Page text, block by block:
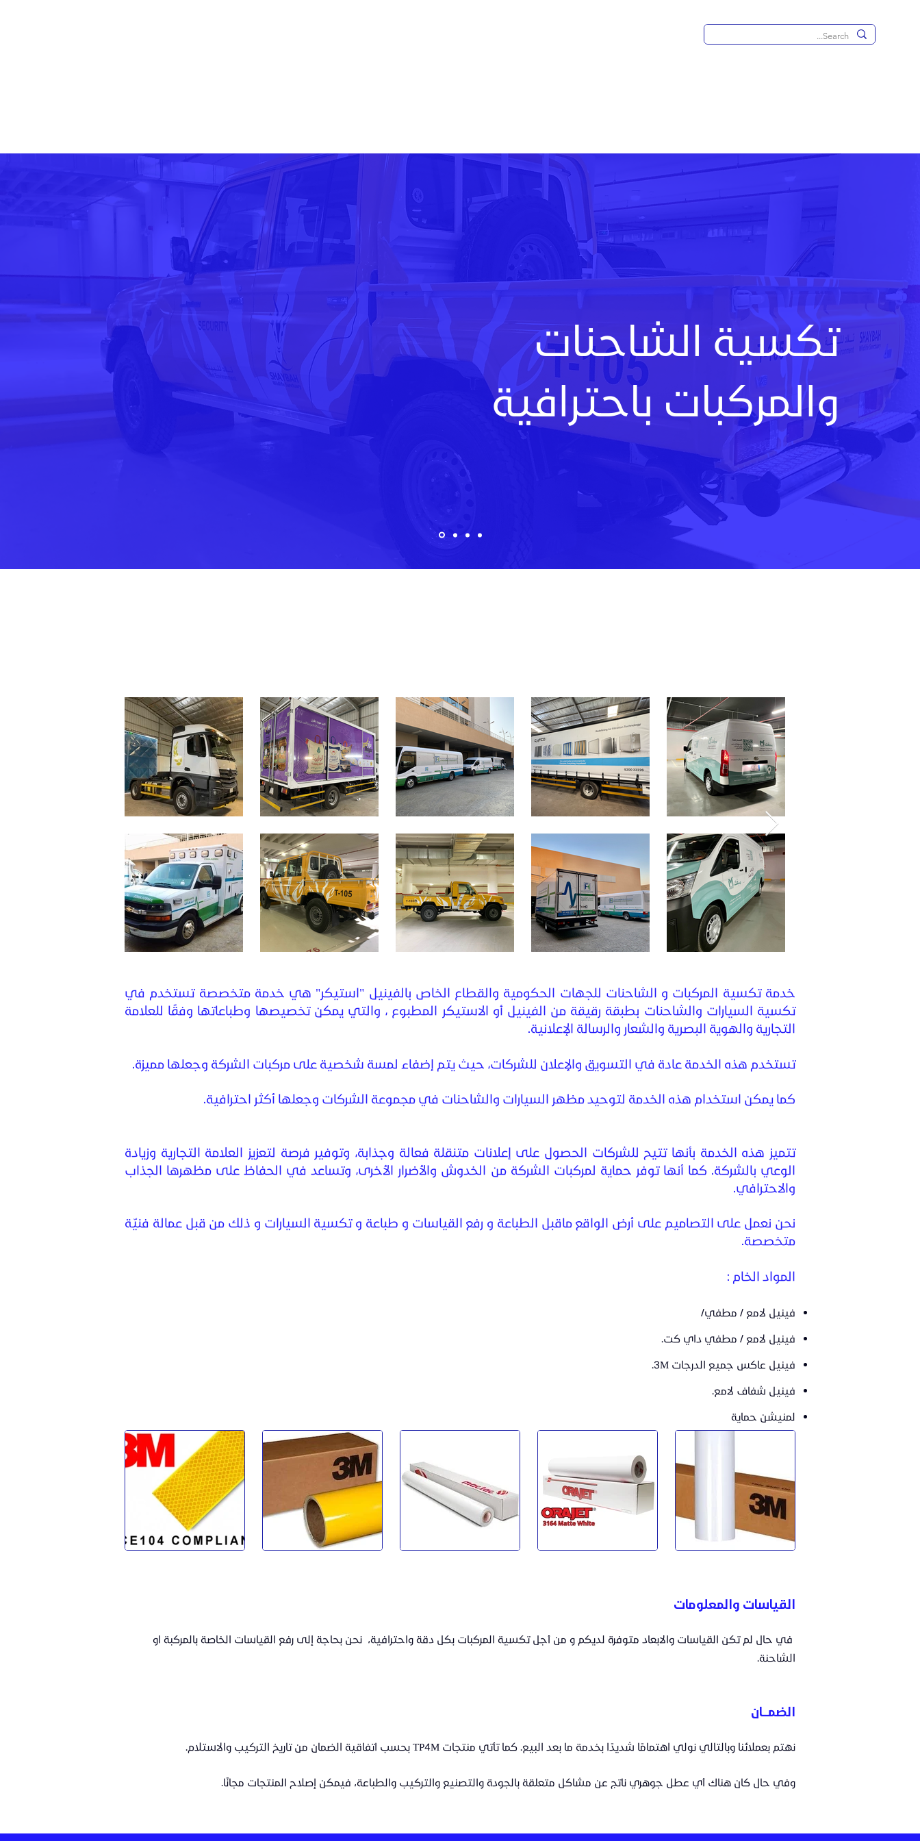
تكسية الشاحنات
والمركبات باحترافية
خدمة تكسية المركبات و الشاحنات للجهات الحكومية والقطاع الخاص بالفينيل "استيكر" هي خدمة متخصصة تستخدم في
تكسية السيارات والشاحنات بطبقة رقيقة من الفينيل أو الاستيكر المطبوع ، والتي يمكن تخصيصها وطباعاتها وفقًا للعلامة
التجارية والهوية البصرية والشعار والرسالة الإعلانية.
تستخدم هذه الخدمة عادة في التسويق والإعلان للشركات، حيث يتم إضفاء لمسة شخصية على مركبات الشركة وجعلها مميزة.
كما يمكن استخدام هذه الخدمة لتوحيد مظهر السيارات والشاحنات في مجموعة الشركات وجعلها أكثر احترافية.
تتميز هذه الخدمة بأنها تتيح للشركات الحصول على إعلانات متنقلة فعالة وجذابة، وتوفير فرصة لتعزيز العلامة التجارية وزيادة
الوعي بالشركة. كما أنها توفر حماية لمركبات الشركة من الخدوش والأضرار الأخرى، وتساعد في الحفاظ على مظهرها الجذاب
والاحترافي.
نحن نعمل على التصاميم على أرض الواقع ماقبل الطباعة و رفع القياسات و طباعة و تكسية السيارات و ذلك من قبل عمالة فنيّة
متخصصة.
المواد الخام :
فينيل لامع / مطفي/
فينيل لامع / مطفي داي كت.
فينيل عاكس جميع الدرجات 3M.
فينيل شفاف لامع.
لمنيشن حماية
القياسات والمعلومات
في حال لم تكن القياسات والابعاد متوفرة لديكم و من أجل تكسية المركبات بكل دقة واحترافية، نحن بحاجة إلى رفع القياسات الخاصة بالمركبة او
الشاحنة.
الضمــــان
نهتم بعملائنا وبالتالي نولي اهتمامًا شديدًا بخدمة ما بعد البيع. كما تأتي منتجات TP4M بحسب اتفاقية الضمان من تاريخ التركيب والاستلام.
وفي حال كان هناك أي عطل جوهري ناتج عن مشاكل متعلقة بالجودة والتصنيع والتركيب والطباعة، فيمكن إصلاح المنتجات مجانًا.